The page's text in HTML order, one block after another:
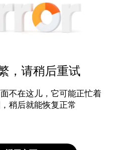
，请稍后重试
不在这儿，它可能正忙着
稍后就能恢复正常